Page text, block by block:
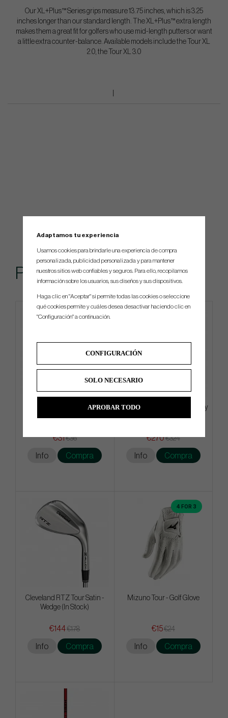
Our XL+Plus™ Series grips measure 13.75 inches, which is 3.25
inches longer than our standard length. The XL+Plus™ extra length
makes them a great fit for golfers who use mid-length putters or want
a little extra counter-balance. Available models include the Tour XL
2.0, the Tour XL 3.0
Popular
Callaway Supersoft Limited
Edition -26 Distressed Teal
€31€36
Info Compra
Ping Hoofer Ltd Mosaic - Carry
Bag
€270€324
Info Compra
Cleveland RTZ Tour Satin -
Wedge (In Stock)
€144€178
Info Compra
4 FOR 3
Mizuno Tour - Golf Glove
€15€24
Info Compra
Adaptamos tu experiencia
Usamos cookies para brindarle una experiencia de compra
personalizada, publicidad personalizada y para mantener
nuestros sitios web confiables y seguros. Para ello, recopilamos
información sobre los usuarios, sus diseños y sus dispositivos.
Haga clic en "Aceptar" si permite todas las cookies o seleccione
qué cookies permite y cuáles desea desactivar haciendo clic en
"Configuración" a continuación.
CONFIGURACIÓN
SOLO NECESARIO
APROBAR TODO